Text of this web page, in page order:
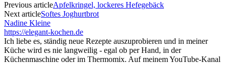
Previous articleApfelkringel, lockeres Hefegebäck
Next articleSoftes Joghurtbrot
Nadine Kleine
https://elegant-kochen.de
Ich liebe es, ständig neue Rezepte auszuprobieren und in meiner
Küche wird es nie langweilig - egal ob per Hand, in der
Küchenmaschine oder im Thermomix. Auf meinem YouTube-Kanal